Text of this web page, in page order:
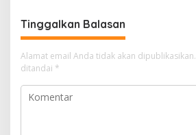
Tinggalkan Balasan
Alamat email Anda tidak akan dipublikasikan.
ditandai *